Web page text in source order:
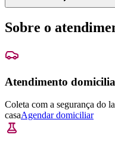
Sobre o
Atendimento
Coleta com a segurança do
casaAgendar domiciliar